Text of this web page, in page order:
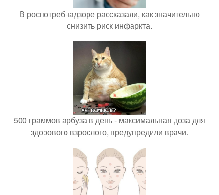
В роспотребнадзоре рассказали, как значительно
снизить риск инфаркта.
500 граммов арбуза в день - максимальная доза для
здорового взрослого, предупредили врачи.